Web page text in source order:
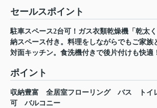
セールスポイント
駐車スペース2台可！ガス衣類乾燥機「乾太
納スペース付き。料理をしながらでもご家族
対面キッチン。食洗機付きで後片付けも快適
ポイント
収納豊富 全居室フローリング バス トイ
可
バルコニー